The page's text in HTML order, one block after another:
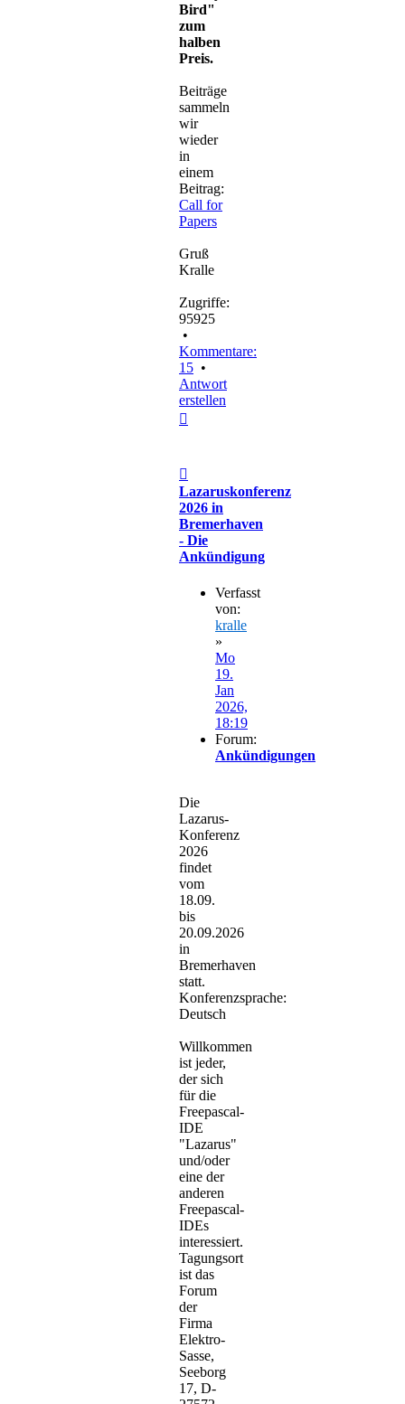
Bird"
zum
halben
Preis.
Beiträge
sammeln
wir
wieder
in
einem
Beitrag:
Call for
Papers
Gruß
Kralle
Zugriffe:
95925
•
Kommentare:
15 •
Antwort
erstellen
Lazaruskonferenz
2026 in
Bremerhaven
- Die
Ankündigung
Verfasst
von:
kralle
»
Mo
19.
Jan
2026,
18:19
Forum:
Ankündigungen
Die
Lazarus-
Konferenz
2026
findet
vom
18.09.
bis
20.09.2026
in
Bremerhaven
statt.
Konferenzsprache:
Deutsch
Willkommen
ist jeder,
der sich
für die
Freepascal-
IDE
"Lazarus"
und/oder
eine der
anderen
Freepascal-
IDEs
interessiert.
Tagungsort
ist das
Forum
der
Firma
Elektro-
Sasse,
Seeborg
17, D-